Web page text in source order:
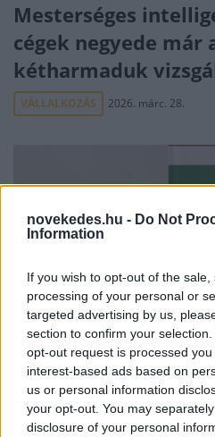
novekedes.hu - Do Not
Information
If you wish to opt-out of the
processing of your personal or
targeted advertising by us,
section to confirm your
opt-out request is processed
interest-based ads based on
us or personal information
your opt-out. You may
disclosure of your personal
Mesterséges
cégek negyede már
kétharmaduk
VÁLLALKOZÁS 2026. márc. 28.
Nagy Márton: a
milliárd forintot
gazdaságfejlesztésre
2026. márc. 24.